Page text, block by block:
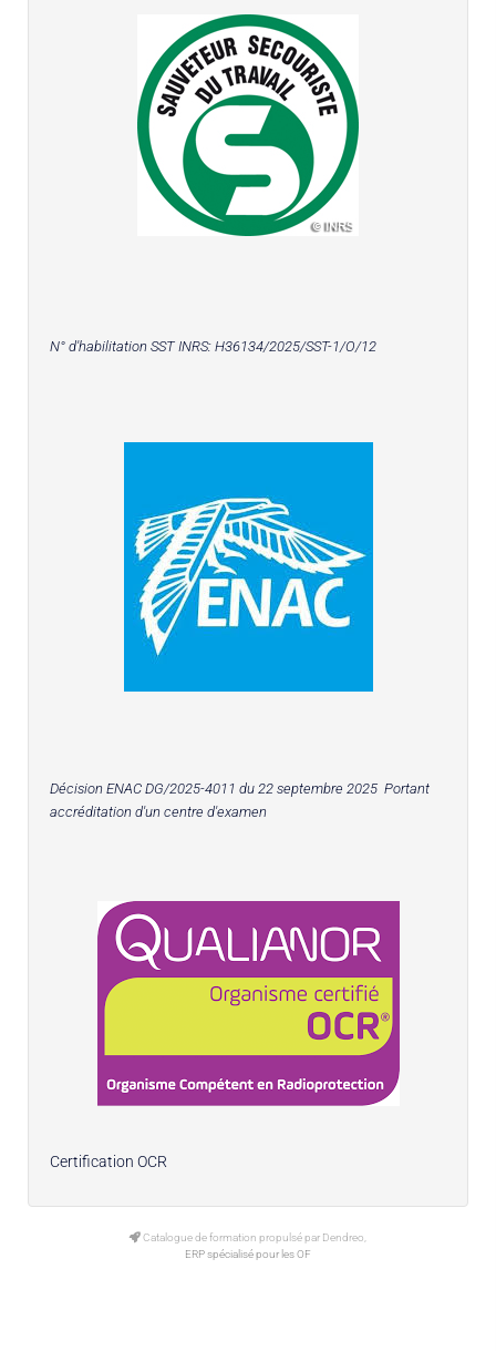
N° d'habilitation SST INRS: H36134/2025/SST-1/O/12
Décision ENAC DG/2025-4011 du 22 septembre 2025 Portant
accréditation d'un centre d'examen
Certification OCR
Catalogue de formation propulsé par Dendreo,
ERP spécialisé pour les OF